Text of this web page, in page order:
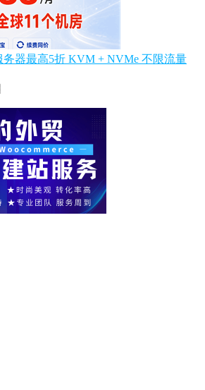
务器最高5折 KVM + NVMe 不限流量